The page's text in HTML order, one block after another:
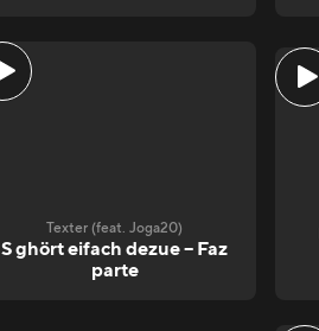
Texter (feat. Joga20)
S ghört eifach dezue – Faz
parte